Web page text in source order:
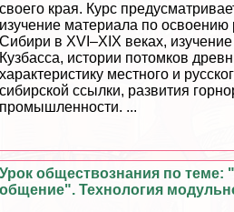
своего края. Курс
изучение материала по освоению
Сибири в XVI–XIX веках,
Кузбасса, истории потомков
хаpaктеристику местного и
сибирской ссылки, развития
промышленности. ...
Урок обществознания по теме:
общение". Технология